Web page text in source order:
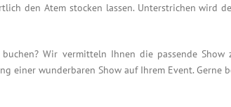
den Atem stocken lassen. Unterstrichen wird
Wir vermitteln Ihnen die passende Show
einer wunderbaren Show auf Ihrem Event. Gerne